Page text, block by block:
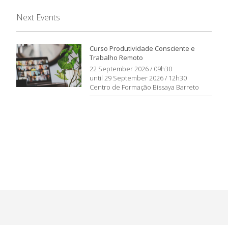
Next Events
Curso Produtividade Consciente e
Trabalho Remoto
22 September 2026 / 09h30
until 29 September 2026 / 12h30
Centro de Formação Bissaya Barreto